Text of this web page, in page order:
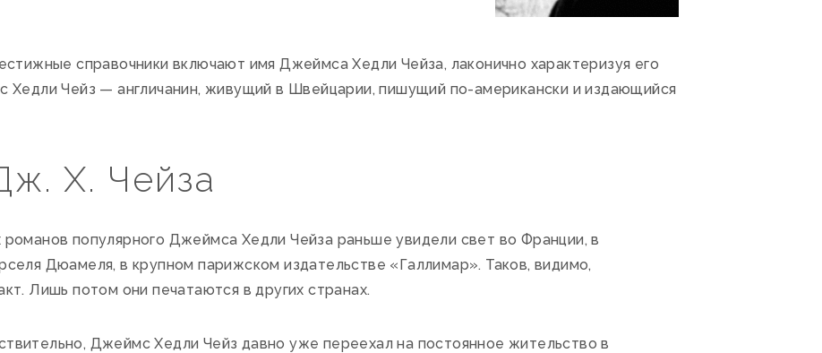
справочники включают имя Джеймса Хедли Чейза, лаконично характеризуя его
Хедли Чейз — англичанин, живущий в Швейцарии, пишущий по-американски и издающийся
Х. Чейза
популярного Джеймса Хедли Чейза раньше увидели свет во Франции, в
Дюамеля, в крупном парижском издательстве «Галлимар». Таков, видимо,
Лишь потом они печатаются в других странах.
Джеймс Хедли Чейз давно уже переехал на постоянное жительство в